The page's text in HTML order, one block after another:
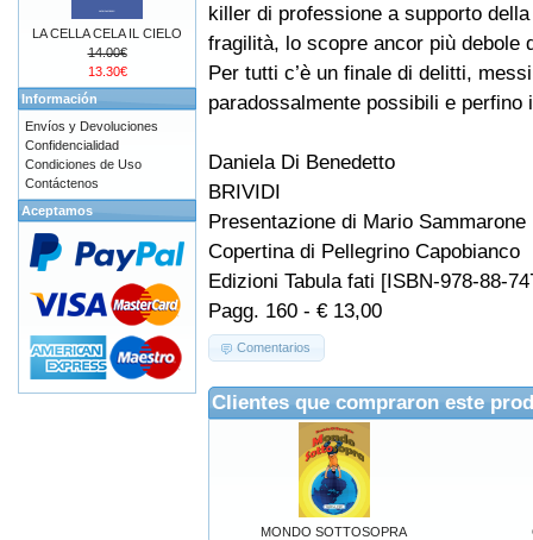
killer di professione a supporto
fragilità, lo scopre ancor più debole
Per tutti c’è un finale di delitti,
paradossalmente possibili e perfino
Daniela Di Benedetto
BRIVIDI
Presentazione di Mario Sammarone
Copertina di Pellegrino Capobianco
Edizioni Tabula fati [ISBN-978-88-
Pagg. 160 - € 13,00
Comentarios
Clientes que compraron este
MONDO SOTTOSOPRA
LA CELLA CELA IL CIELO
14.00€
13.30€
Información
Envíos y Devoluciones
Confidencialidad
Condiciones de Uso
Contáctenos
Aceptamos